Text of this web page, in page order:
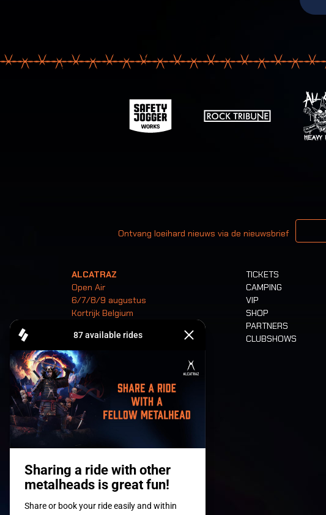
Ontvang loeihard nieuws via de nieuwsbrief
Uw email adres
ALCATRAZ
Open Air
6/7/8/9 augustus
Kortrijk Belgium
Tickets
TICKETS
CAMPING
VIP
SHOP
PARTNERS
CLUBSHOWS